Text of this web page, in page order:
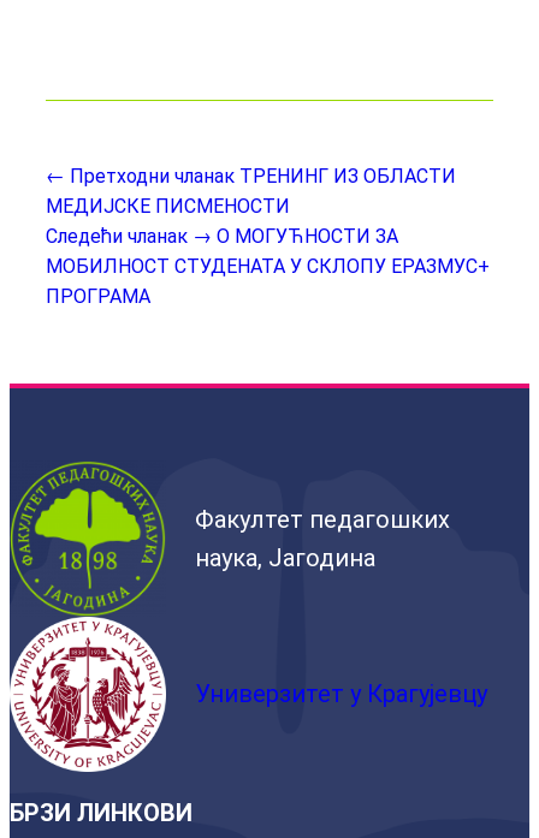
← Претходни чланак ТРЕНИНГ ИЗ ОБЛАСТИ
МЕДИЈСКЕ ПИСМЕНОСТИ
Следећи чланак → О МОГУЋНОСТИ ЗА
МОБИЛНОСТ СТУДЕНАТА У СКЛОПУ ЕРАЗМУС+
ПРОГРАМА
Факултет педагошких
наука, Јагодина
Универзитет у Крагујевцу
БРЗИ ЛИНКОВИ